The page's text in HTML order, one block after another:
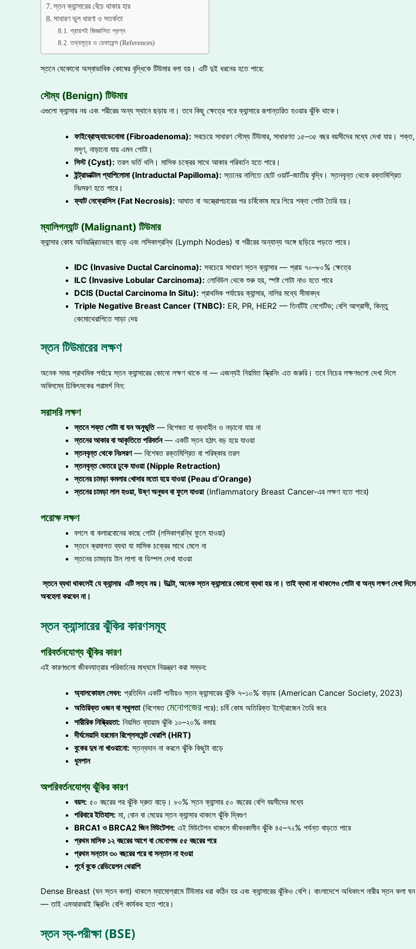
স্তন ক্যান্সারের বেঁচে থাকার হার
সাধারণ ভুল ধারণা ও সতর্কতা
প্রায়শই জিজ্ঞাসিত প্রশ্ন
তথ্যসূত্র ও রেফারেন্স (References)
স্তনে যেকোনো অস্বাভাবিক কোষের বৃদ্ধিকে টিউমার বলা হয়। এটি দুই ধরনের হতে পারে:
সৌম্য (Benign) টিউমার
এগুলো ক্যান্সার নয় এবং শরীরের অন্য স্থানে ছড়ায় না। তবে কিছু ক্ষেত্রে পরে ক্যান্সারে রূপান্তরিত হওয়ার ঝুঁকি থাকে।
ফাইব্রোঅ্যাডেনোমা (Fibroadenoma): সবচেয়ে সাধারণ সৌম্য টিউমার, সাধারণত ১৫–৩৫ বছর বয়সীদের মধ্যে দেখা যায়। শক্ত,
মসৃণ, নাড়ানো যায় এমন গোটা।
সিস্ট (Cyst): তরল ভর্তি থলি। মাসিক চক্রের সাথে আকার পরিবর্তন হতে পারে।
ইন্ট্রাডাক্টাল প্যাপিলোমা (Intraductal Papilloma): স্তনের নালিতে ছোট ওয়ার্ট-জাতীয় বৃদ্ধি। স্তনবৃন্ত থেকে রক্তমিশ্রিত
নিঃসরণ হতে পারে।
ফ্যাট নেক্রোসিস (Fat Necrosis): আঘাত বা অস্ত্রোপচারের পর চর্বিকোষ মরে গিয়ে শক্ত গোটা তৈরি হয়।
ম্যালিগন্যান্ট (Malignant) টিউমার
ক্যান্সার কোষ অনিয়ন্ত্রিতভাবে বাড়ে এবং লসিকাগ্রন্থি (Lymph Nodes) বা শরীরের অন্যান্য অঙ্গে ছড়িয়ে পড়তে পারে।
IDC (Invasive Ductal Carcinoma): সবচেয়ে সাধারণ স্তন ক্যান্সার — প্রায় ৭০–৮০% ক্ষেত্রে
ILC (Invasive Lobular Carcinoma): লোবিউল থেকে শুরু হয়, স্পষ্ট গোটা নাও হতে পারে
DCIS (Ductal Carcinoma In Situ): প্রাথমিক পর্যায়ের ক্যান্সার, নালির মধ্যে সীমাবদ্ধ
Triple Negative Breast Cancer (TNBC): ER, PR, HER2 — তিনটিই নেগেটিভ; বেশি আগ্রাসী, কিন্তু
কেমোথেরাপিতে সাড়া দেয়
স্তন টিউমারের লক্ষণ
অনেক সময় প্রাথমিক পর্যায়ে স্তন ক্যান্সারের কোনো লক্ষণ থাকে না — এজন্যই নিয়মিত স্ক্রিনিং এত জরুরি। তবে নিচের লক্ষণগুলো দেখা দিলে
অবিলম্বে চিকিৎসকের পরামর্শ নিন:
সরাসরি লক্ষণ
স্তনে শক্ত গোটা বা ঘন অনুভূতি— বিশেষত যা ব্যথাহীন ও নড়ানো যায় না
স্তনের আকার বা আকৃতিতে পরিবর্তন— একটি স্তন হঠাৎ বড় হয়ে যাওয়া
স্তনবৃন্ত থেকে নিঃসরণ— বিশেষত রক্তমিশ্রিত বা পরিষ্কার তরল
স্তনবৃন্ত ভেতরে ঢুকে যাওয়া (Nipple Retraction)
স্তনের চামড়া কমলার খোসার মতো হয়ে যাওয়া (Peau d’Orange)
স্তনের চামড়া লাল হওয়া, উষ্ণ অনুভব বা ফুলে যাওয়া(Inflammatory Breast Cancer-এর লক্ষণ হতে পারে)
পরোক্ষ লক্ষণ
বগলে বা কলারবোনের কাছে গোটা (লসিকাগ্রন্থি ফুলে যাওয়া)
স্তনে ক্রমাগত ব্যথা যা মাসিক চক্রের সাথে মেলে না
স্তনের চামড়ায় টান লাগা বা ডিম্পল দেখা যাওয়া
স্তনে ব্যথা থাকলেই যে ক্যান্সার এটি সত্য নয়। উল্টো, অনেক স্তন ক্যান্সারে কোনো ব্যথা হয় না। তাই ব্যথা না থাকলেও গোটা বা অন্য লক্ষণ দেখা দিলে
অবহেলা করবেন না।
স্তন ক্যান্সারের ঝুঁকির কারণসমূহ
পরিবর্তনযোগ্য ঝুঁকির কারণ
এই কারণগুলো জীবনযাত্রার পরিবর্তনের মাধ্যমে নিয়ন্ত্রণ করা সম্ভব:
অ্যালকোহল সেবন: প্রতিদিন একটি পানীয়ও স্তন ক্যান্সারের ঝুঁকি ৭–১০% বাড়ায় (American Cancer Society, 2023)
অতিরিক্ত ওজন বা স্থূলতা(বিশেষত মেনোপজের পরে): চর্বি কোষ অতিরিক্ত ইস্ট্রোজেন তৈরি করে
শারীরিক নিষ্ক্রিয়তা: নিয়মিত ব্যায়াম ঝুঁকি ১০–২০% কমায়
দীর্ঘমেয়াদি হরমোন রিপ্লেসমেন্ট থেরাপি (HRT)
বুকের দুধ না খাওয়ানো: স্তন্যদান না করলে ঝুঁকি কিছুটা বাড়ে
ধূমপান
অপরিবর্তনযোগ্য ঝুঁকির কারণ
বয়স: ৫০ বছরের পর ঝুঁকি দ্রুত বাড়ে। ৮০% স্তন ক্যান্সার ৫০ বছরের বেশি বয়সীদের মধ্যে
পরিবারে ইতিহাস: মা, বোন বা মেয়ের স্তন ক্যান্সার থাকলে ঝুঁকি দ্বিগুণ
BRCA1 ও BRCA2 জিন মিউটেশন: এই মিউটেশন থাকলে জীবনকালীন ঝুঁকি ৪৫–৭২% পর্যন্ত বাড়তে পারে
প্রথম মাসিক ১২ বছরের আগে বা মেনোপজ ৫৫ বছরের পরে
প্রথম সন্তান ৩০ বছরের পরে বা সন্তান না হওয়া
পূর্বে বুকে রেডিয়েশন থেরাপি
Dense Breast (ঘন স্তন কলা) থাকলে ম্যামোগ্রামে টিউমার ধরা কঠিন হয় এবং ক্যান্সারের ঝুঁকিও বেশি। বাংলাদেশে অধিকাংশ নারীর স্তন কলা ঘন
— তাই এমআরআই স্ক্রিনিং বেশি কার্যকর হতে পারে।
স্তন স্ব-পরীক্ষা (BSE)